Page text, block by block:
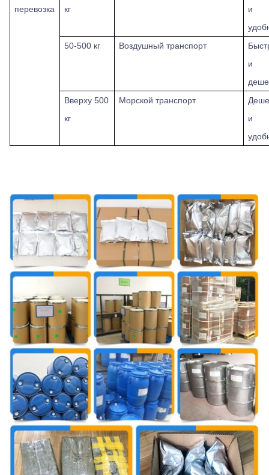
перевозка
кг
и
50-500 кг
Воздушный транспорт
и
Вверху 500
кг
Морской транспорт
и